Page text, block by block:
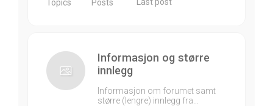
Topics Posts
Informasjon og større
innlegg
Informasjon om forumet samt
større (lengre) innlegg fra…